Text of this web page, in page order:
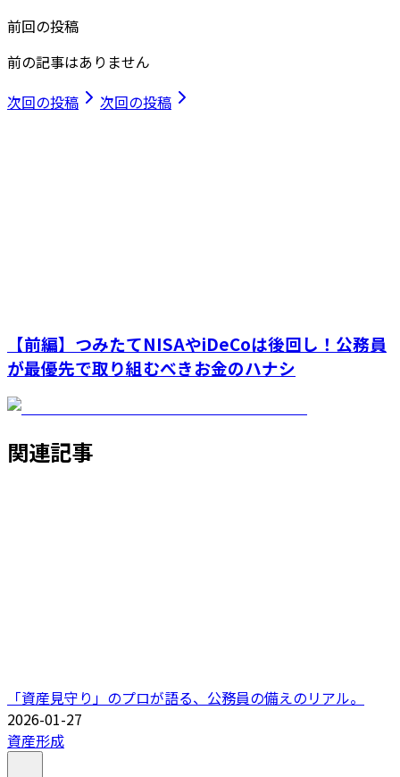
前回の投稿
前の記事はありません
次回の投稿
次回の投稿
【前編】つみたてNISAやiDeCoは後回し！公務員
が最優先で取り組むべきお金のハナシ
関連記事
「資産見守り」のプロが語る、公務員の備えのリアル。
2026-01-27
資産形成